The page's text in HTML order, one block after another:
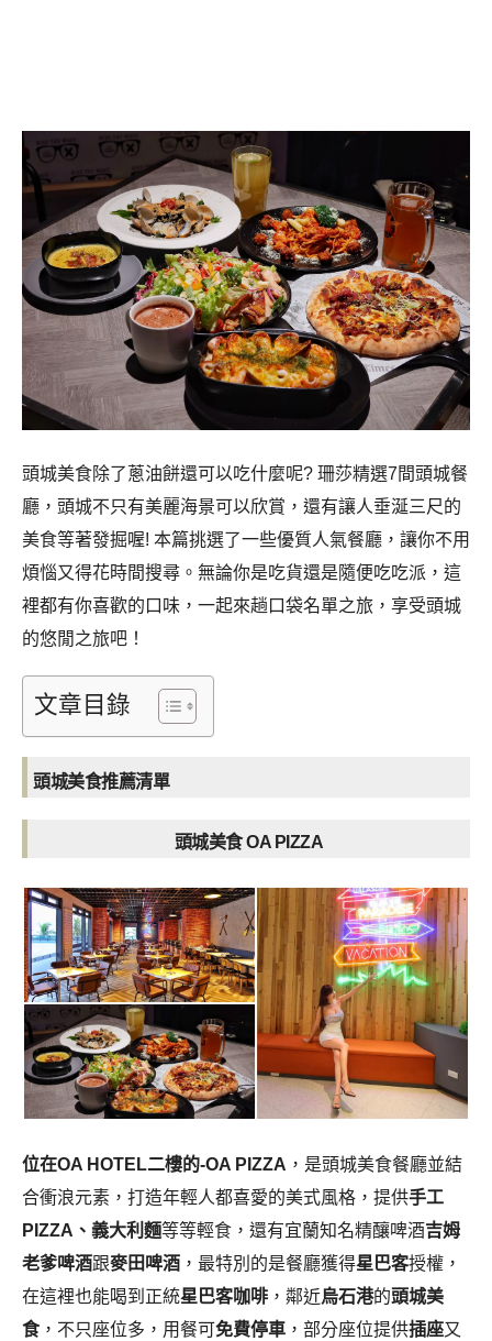
頭城美食除了蔥油餅還可以吃什麼呢? 珊莎精選7間頭城餐
廳，頭城不只有美麗海景可以欣賞，還有讓人垂涎三尺的
美食等著發掘喔! 本篇挑選了一些優質人氣餐廳，讓你不用
煩惱又得花時間搜尋。無論你是吃貨還是隨便吃吃派，這
裡都有你喜歡的口味，一起來趟口袋名單之旅，享受頭城
的悠閒之旅吧！
文章目錄
頭城美食推薦清單
頭城美食 OA PIZZA
位在OA HOTEL二樓的-OA PIZZA ，是頭城美食餐廳並結
合衝浪元素，打造年輕人都喜愛的美式風格，提供手工
PIZZA、義大利麵等等輕食，還有宜蘭知名精釀啤酒吉姆
老爹啤酒跟麥田啤酒 ，最特別的是餐廳獲得星巴客授權，
在這裡也能喝到正統星巴客咖啡 ，鄰近烏石港的頭城美
食，不只座位多，用餐可免費停車 ，部分座位提供插座又